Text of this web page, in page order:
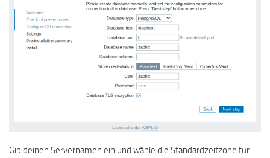
Gib deinen Servernamen ein und wähle die Standardzeitzone für